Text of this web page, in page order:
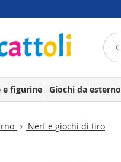
e figurine Giochi da esterno
Nerf e giochi di tiro